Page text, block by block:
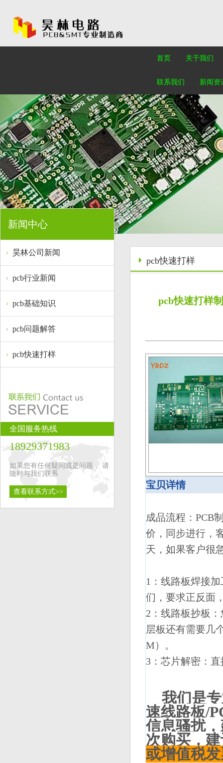
首页 关于我们
联系我们 新闻资
新闻中心
昊林公司新闻
pcb行业新闻
pcb基础知识
pcb问题解答
pcb快速打样
全国服务热线
18929371983
如果您有任何疑问或是问题， 请
随时与我们联系
查看联系方式>>
pcb快速打样
pcb快速打样
宝贝详情
成品流程：PCB
价，同步进行，
天，如果客户很
1：线路板焊接
们，要求正反面
2：线路板抄板
层板还有需要几
M）。
3：芯片解密：
我们是专
速线路板/
信息骚扰
次购买，
或增值税